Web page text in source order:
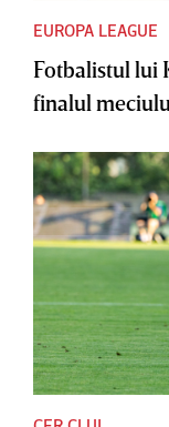
EUROPA LEAGUE
Fotbalistul lui
finalul